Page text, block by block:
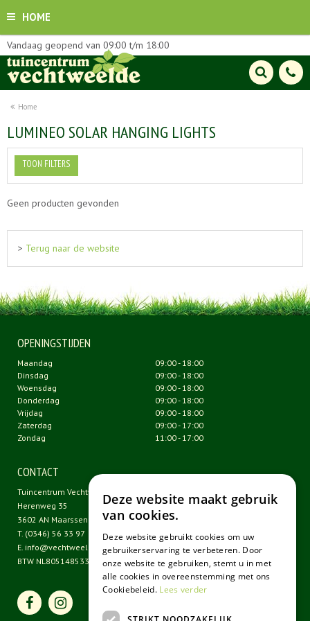
HOME
Home
Vandaag geopend van 09:00 t/m 18:00
LUMINEO SOLAR HANGING LIGHTS
TOON FILTERS
Geen producten gevonden
> Terug naar de website
OPENINGSTIJDEN
Maandag
09:00 - 18:00
Dinsdag
09:00 - 18:00
Woensdag
09:00 - 18:00
Donderdag
09:00 - 18:00
Vrijdag
09:00 - 18:00
Zaterdag
09:00 - 17:00
Zondag
11:00 - 17:00
CONTACT
Tuincentrum Vechtweelde
Herenweg 35
3602 AN Maarssen
T. (0346) 56 33 97
E. info@vechtweelde.nl
BTW NL805148533B01
Deze website maakt gebruik
van cookies.
Deze website gebruikt cookies om uw
gebruikerservaring te verbeteren. Door
onze website te gebruiken, stemt u in met
alle cookies in overeenstemming met ons
Cookiebeleid. Lees verder